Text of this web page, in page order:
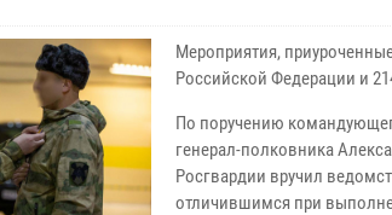
Мероприятия,
Российской Федерации и
По поручению
генерал-полковника
Росгвардии вручил
отличившимся при